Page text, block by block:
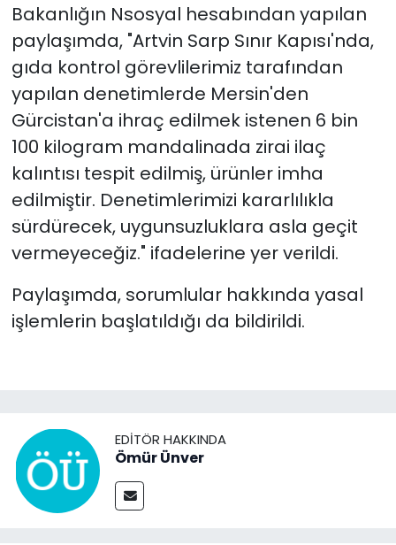
Bakanlığın Nsosyal hesabından yapılan
paylaşımda, "Artvin Sarp Sınır Kapısı'nda,
gıda kontrol görevlilerimiz tarafından
yapılan denetimlerde Mersin'den
Gürcistan'a ihraç edilmek istenen 6 bin
100 kilogram mandalinada zirai ilaç
kalıntısı tespit edilmiş, ürünler imha
edilmiştir. Denetimlerimizi kararlılıkla
sürdürecek, uygunsuzluklara asla geçit
vermeyeceğiz." ifadelerine yer verildi.
Paylaşımda, sorumlular hakkında yasal
işlemlerin başlatıldığı da bildirildi.
EDITÖR HAKKINDA
Ömür Ünver